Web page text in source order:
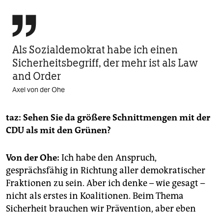

Als Sozialdemokrat habe ich einen
Sicherheitsbegriff, der mehr ist als Law
and Order
Axel von der Ohe
taz: Sehen Sie da größere Schnittmengen mit der
CDU als mit den Grünen?
Von der Ohe: Ich habe den Anspruch,
gesprächsfähig in Richtung aller demokratischer
Fraktionen zu sein. Aber ich denke – wie gesagt –
nicht als erstes in Koalitionen. Beim Thema
Sicherheit brauchen wir Prävention, aber eben